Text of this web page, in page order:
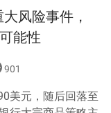
风险事件，
能性
901
美元，随后回落至